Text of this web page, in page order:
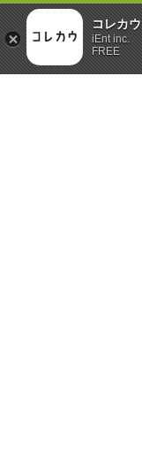
コレカウ
iEnt inc.
FREE